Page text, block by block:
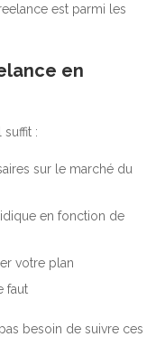
est parmi les
en
suffit :
sur le marché du
en fonction de
votre plan
faut
besoin de suivre ces